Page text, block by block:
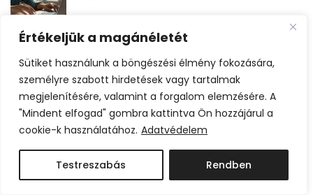
Értékeljük a magánéletét
Sütiket használunk a böngészési élmény fokozására,
személyre szabott hirdetések vagy tartalmak
megjelenítésére, valamint a forgalom elemzésére. A
"Mindent elfogad" gombra kattintva Ön hozzájárul a
cookie-k használatához. Adatvédelem
Testreszabás Rendben
VENDÉG CIKK
Hogyan válassz nyelviskolát, és mire
érdemes figyelni a nyelvtanulás során?
VENDÉG CIKK
Online tanfolyam vagy online magántanár:
Melyik a jobb megoldás?